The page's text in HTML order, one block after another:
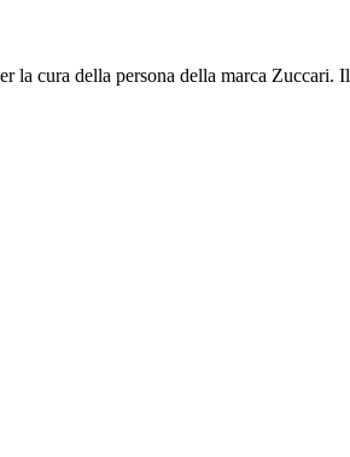
la cura della persona della marca Zuccari.